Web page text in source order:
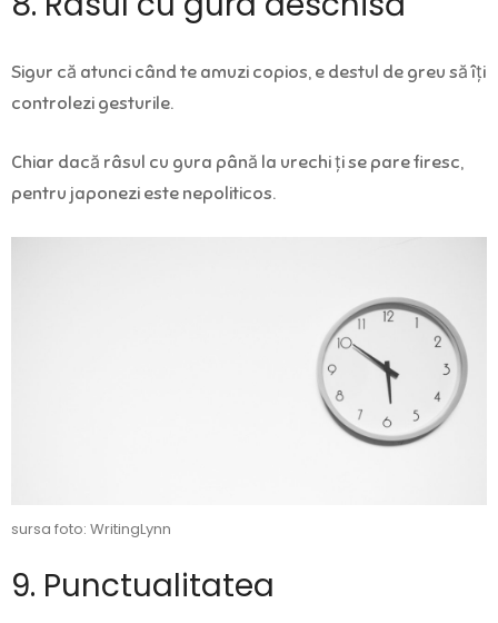
Sigur că atunci când te amuzi copios, e destul de greu să îți
controlezi gesturile.
Chiar dacă râsul cu gura până la urechi ți se pare firesc,
pentru japonezi este nepoliticos.
sursa foto: WritingLynn
9. Punctualitatea